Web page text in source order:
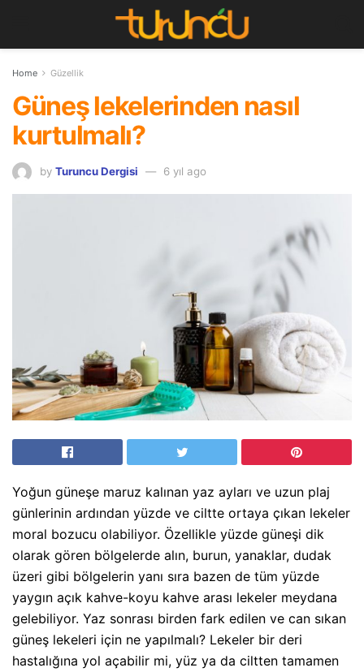
Home Güzellik
Güneş lekelerinden nasıl
kurtulmalı?
by Turuncu Dergisi 6 yıl ago
Yoğun güneşe maruz kalınan yaz ayları ve uzun plaj
günlerinin ardından yüzde ve ciltte ortaya çıkan lekeler
moral bozucu olabiliyor. Özellikle yüzde güneşi dik
olarak gören bölgelerde alın, burun, yanaklar, dudak
üzeri gibi bölgelerin yanı sıra bazen de tüm yüzde
yaygın açık kahve-koyu kahve arası lekeler meydana
gelebiliyor. Yaz sonrası birden fark edilen ve can sıkan
güneş lekeleri için ne yapılmalı? Lekeler bir deri
hastalığına yol açabilir mi, yüz ya da ciltten tamamen